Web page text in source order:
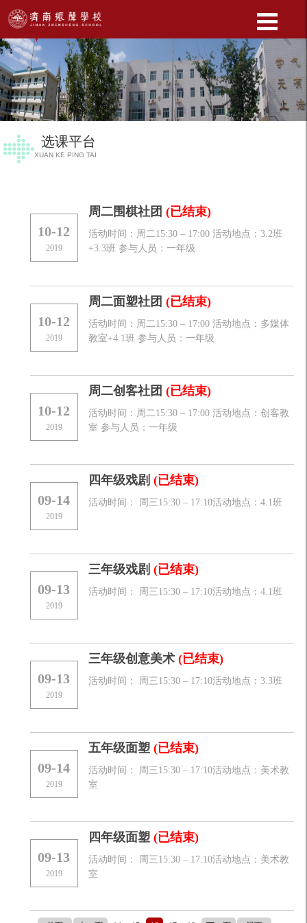
选课平台
XUAN KE PING TAI
10-12
2019
周二围棋社团 (已结束)
活动时间：周二15:30 – 17:00 活动地点：3.2班
+3.3班 参与人员：一年级
10-12
2019
周二面塑社团 (已结束)
活动时间：周二15:30 – 17:00 活动地点：多媒体
教室+4.1班 参与人员：一年级
10-12
2019
周二创客社团 (已结束)
活动时间：周二15:30 – 17:00 活动地点：创客教
室 参与人员：一年级
09-14
2019
四年级戏剧 (已结束)
活动时间： 周三15:30 – 17:10活动地点：4.1班
09-13
2019
三年级戏剧 (已结束)
活动时间： 周三15:30 – 17:10活动地点：4.1班
09-13
2019
三年级创意美术 (已结束)
活动时间： 周三15:30 – 17:10活动地点：3.3班
09-14
2019
五年级面塑 (已结束)
活动时间： 周三15:30 – 17:10活动地点：美术教
室
09-13
2019
四年级面塑 (已结束)
活动时间： 周三15:30 – 17:10活动地点：美术教
室